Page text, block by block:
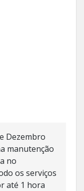
Dezembro
manutenção
no
os serviços
até 1 hora